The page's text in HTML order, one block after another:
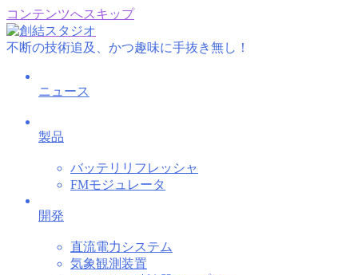
コンテンツへスキップ
不断の技術追及、かつ趣味に手抜き無し！
ニュース
製品
バッテリリフレッシャ
FMモジュレータ
開発
直流電力システム
気象観測装置